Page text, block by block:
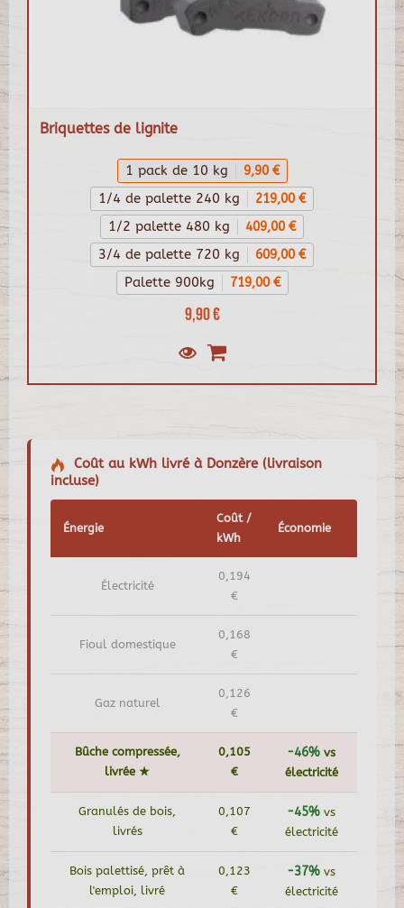
Briquettes de lignite
9,90 €
1 pack de 10 kg 9,90 €
1/4 de palette 240 kg 219,00 €
1/2 palette 480 kg 409,00 €
3/4 de palette 720 kg 609,00 €
Palette 900kg 719,00 €
Coût au kWh livré à Donzère (livraison
incluse)
Énergie
Coût /
kWh
Économie
Électricité
0,194
€
Fioul domestique
0,168
€
Gaz naturel
0,126
€
Bûche compressée,
livrée ★
0,105
€
-46% vs
électricité
Granulés de bois,
livrés
0,107
€
-45% vs
électricité
Bois palettisé, prêt à
l'emploi, livré
0,123
€
-37% vs
électricité